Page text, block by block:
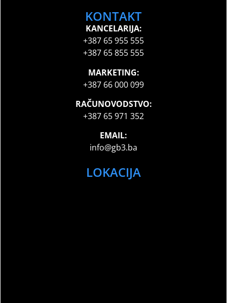
KONTAKT
KANCELARIJA:
+387 65 955 555
+387 65 855 555
MARKETING:
+387 66 000 099
RAČUNOVODSTVO:
+387 65 971 352
EMAIL:
info@gb3.ba
LOKACIJA